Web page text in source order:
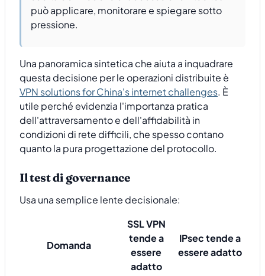
può applicare, monitorare e spiegare sotto
pressione.
Una panoramica sintetica che aiuta a inquadrare
questa decisione per le operazioni distribuite è
VPN solutions for China's internet challenges. È
utile perché evidenzia l'importanza pratica
dell'attraversamento e dell'affidabilità in
condizioni di rete difficili, che spesso contano
quanto la pura progettazione del protocollo.
Il test di governance
Usa una semplice lente decisionale:
Domanda
SSL VPN
tende a
essere
adatto
IPsec tende a
essere adatto